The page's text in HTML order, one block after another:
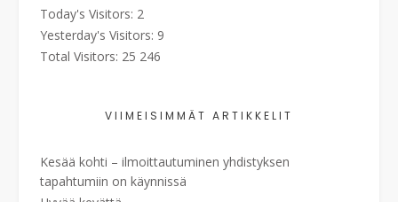
Today's Visitors: 2
Yesterday's Visitors: 9
Total Visitors: 25 246
VIIMEISIMMÄT ARTIKKELIT
Kesää kohti – ilmoittautuminen yhdistyksen
tapahtumiin on käynnissä